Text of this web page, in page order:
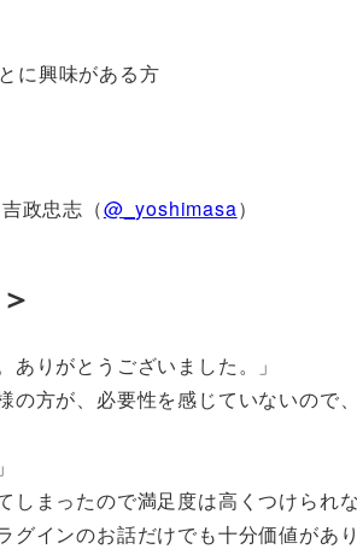
に興味がある方
政忠志（@_yoshimasa）
ありがとうございました。」
の方が、必要性を感じていないの
しまったので満足度は高くつけら
インのお話だけでも十分価値があ